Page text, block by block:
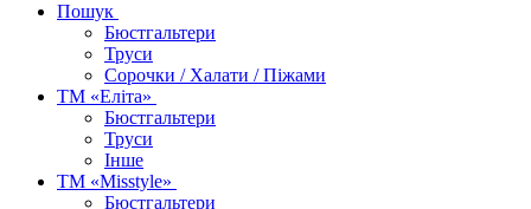
Пошук
Бюстгальтери
Труси
Сорочки / Халати / Піжами
ТМ «Еліта»
Бюстгальтери
Труси
Інше
ТМ «Misstyle»
Бюстгальтери